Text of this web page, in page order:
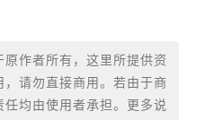
作者所有，这里所提供资
请勿直接商用。若由于商
任均由使用者承担。更多说